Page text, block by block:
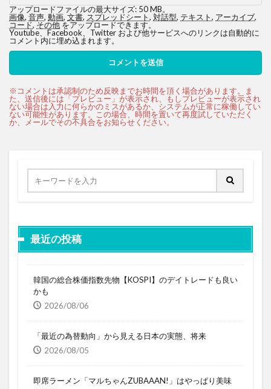
アップロードファイルの最大サイズ: 50 MB。
画像, 音声, 動画, 文書, スプレッドシート, 対話型, テキスト, アーカイブ,
コード,その他をアップロードできます。
Youtube、Facebook、Twitter および他サービスへのリンクは自動的に
コメント内に埋め込まれます。
最近の投稿
韓国の総合株価指数先物【KOSPI】のデイトレードも良い
かも
2026/08/06
「最近の為替動向」から見える日本の実態、将来
2026/08/05
即席ラーメン「マルちゃんZUBAAAN!」はやっぱり美味